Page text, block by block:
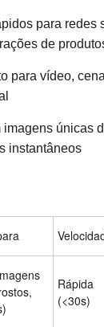
para redes
de
para vídeo,
imagens únicas
instantâneos
Rápida
(<30s)